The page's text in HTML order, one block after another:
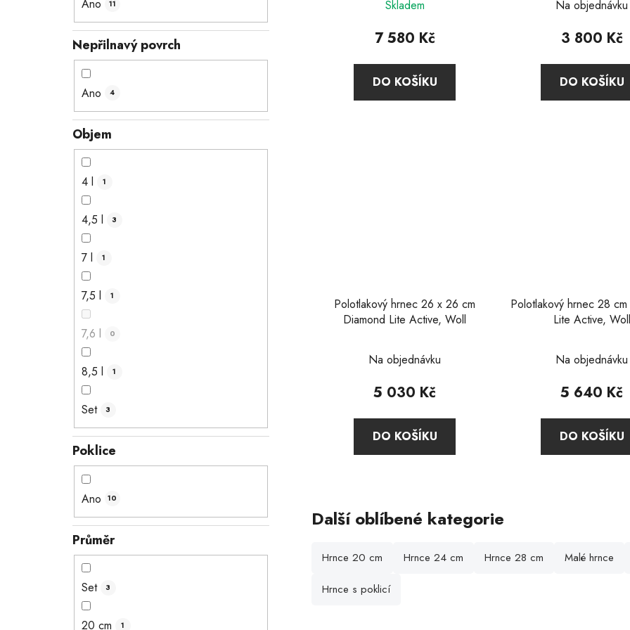
Ano 11
Nepřilnavý povrch
Ano 4
Objem
4 l 1
4,5 l 3
7 l 1
7,5 l 1
7,6 l 0
8,5 l 1
Set 3
Poklice
Ano 10
Průměr
Set 3
20 cm 1
Skladem
7 580 Kč
DO KOŠÍKU
produktu
5,0
z
Na objednávku
3 800 Kč
DO KOŠÍKU
Polotlakový hrnec 26 x 26 cm
Diamond Lite Active, Woll
Na objednávku
5 030 Kč
DO KOŠÍKU
Polotlakový hrnec 28
Lite Active, Woll
produktu
2,0
z
Na objednávku
5 640 Kč
DO KOŠÍKU
d
Další oblíbené kategorie
Hrnce 20 cm Hrnce 24 cm Hrnce 28 cm Malé hrnce
Hrnce s poklicí